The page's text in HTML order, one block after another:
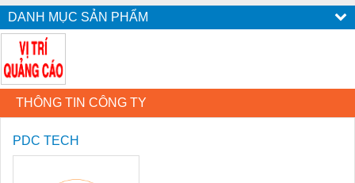
DANH MỤC SẢN PHẨM
THÔNG TIN CÔNG TY
PDC TECH